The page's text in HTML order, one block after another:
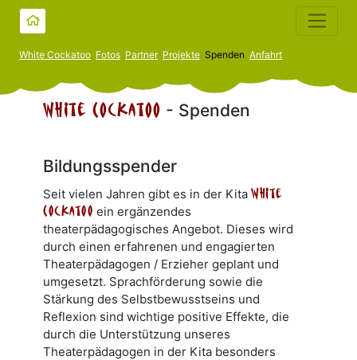
White Cockatoo Fotos Partner Projekte Spenden Anfahrt
White Cockatoo - Spenden
Bildungsspender
Seit vielen Jahren gibt es in der Kita White
Cockatoo ein ergänzendes
theaterpädagogisches Angebot. Dieses wird
durch einen erfahrenen und engagierten
Theaterpädagogen / Erzieher geplant und
umgesetzt. Sprachförderung sowie die
Stärkung des Selbstbewusstseins und
Reflexion sind wichtige positive Effekte, die
durch die Unterstützung unseres
Theaterpädagogen in der Kita besonders